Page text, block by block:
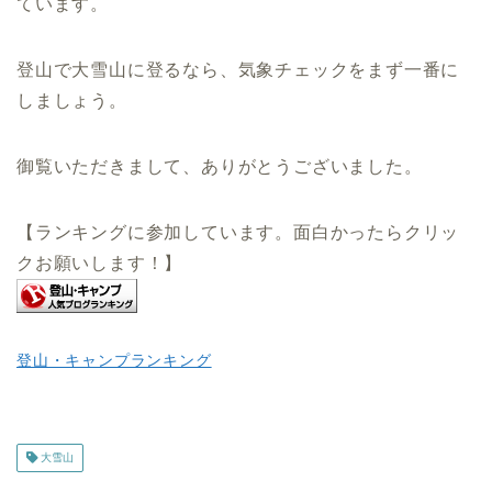
登山で大雪山に登るなら、気象チェックをまず一番に
しましょう。
御覧いただきまして、ありがとうございました。
【ランキングに参加しています。面白かったらクリッ
クお願いします！】
登山・キャンプランキング
大雪山